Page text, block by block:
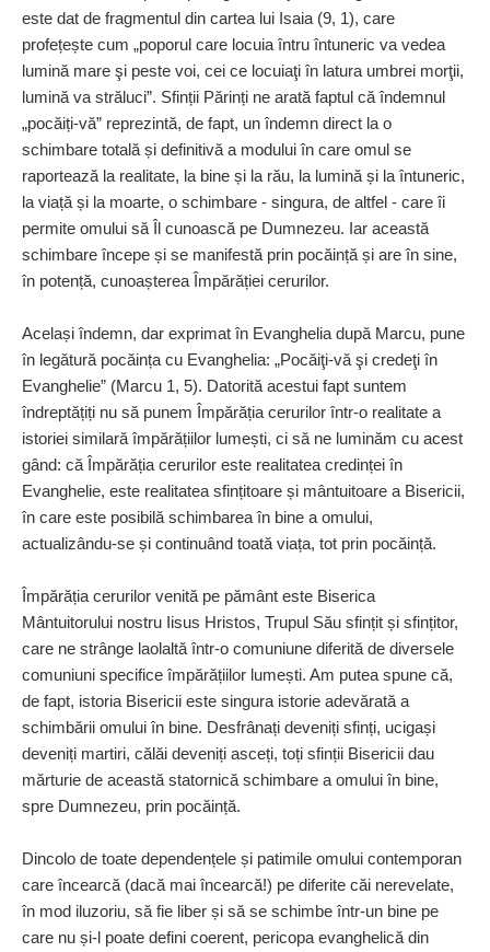
este dat de fragmentul din cartea lui Isaia (9, 1), care
profețește cum „poporul care locuia întru întuneric va vedea
lumină mare şi peste voi, cei ce locuiaţi în latura umbrei morţii,
lumină va străluci”. Sfinții Părinți ne arată faptul că îndemnul
„pocăiți-vă” reprezintă, de fapt, un îndemn direct la o
schimbare totală și definitivă a modului în care omul se
raportează la realitate, la bine și la rău, la lumină și la întuneric,
la viață și la moarte, o schimbare - singura, de altfel - care îi
permite omului să Îl cunoască pe Dumnezeu. Iar această
schimbare începe și se manifestă prin pocăință și are în sine,
în potență, cunoașterea Împărăției cerurilor.
Același îndemn, dar exprimat în Evanghelia după Marcu, pune
în legătură pocăința cu Evanghelia: „Pocăiţi-vă şi credeţi în
Evanghelie” (Marcu 1, 5). Datorită acestui fapt suntem
îndreptățiți nu să punem Împărăția cerurilor într-o realitate a
istoriei similară împărățiilor lumești, ci să ne luminăm cu acest
gând: că Împărăția cerurilor este realitatea credinței în
Evanghelie, este realitatea sfințitoare și mântuitoare a Bisericii,
în care este posibilă schimbarea în bine a omului,
actualizându-se și continuând toată viața, tot prin pocăință.
Împărăția cerurilor venită pe pământ este Biserica
Mântuitorului nostru Iisus Hristos, Trupul Său sfințit și sfințitor,
care ne strânge laolaltă într-o comuniune diferită de diversele
comuniuni specifice împărățiilor lumești. Am putea spune că,
de fapt, istoria Bisericii este singura istorie adevărată a
schimbării omului în bine. Desfrânați deveniți sfinți, ucigași
deveniți martiri, călăi deveniți asceți, toți sfinții Bisericii dau
mărturie de această statornică schimbare a omului în bine,
spre Dumnezeu, prin pocăință.
Dincolo de toate dependențele și patimile omului contemporan
care încearcă (dacă mai încearcă!) pe diferite căi nerevelate,
în mod iluzoriu, să fie liber și să se schimbe într-un bine pe
care nu și-l poate defini coerent, pericopa evanghelică din